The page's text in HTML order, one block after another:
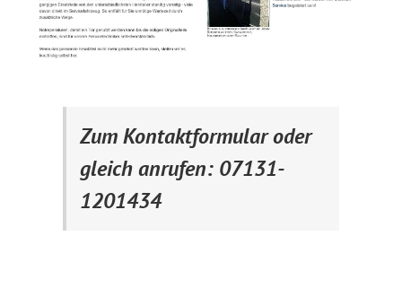
Zum Kontaktformular oder
gleich anrufen: 07131-
1201434